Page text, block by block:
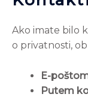
Ako imate bilo
o privatnosti,
E-
Putem